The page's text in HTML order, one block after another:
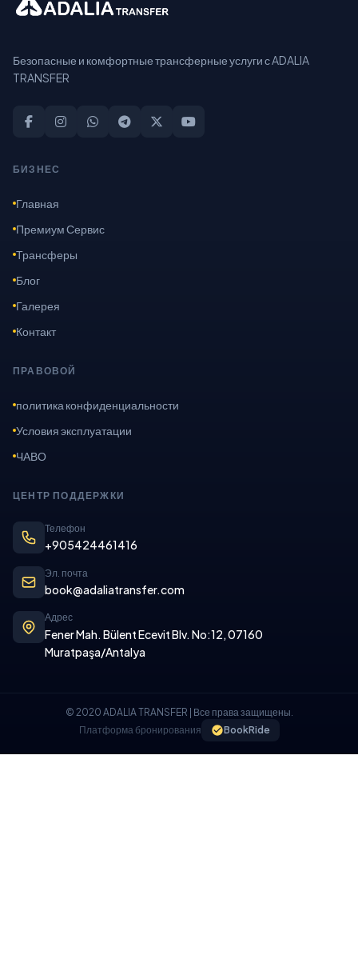
Безопасные и комфортные трансферные услуги с ADALIA
TRANSFER
БИЗНЕС
Главная
Премиум Сервис
Трансферы
Блог
Галерея
Контакт
ПРАВОВОЙ
политика конфиденциальности
Условия эксплуатации
ЧАВО
ЦЕНТР ПОДДЕРЖКИ
Телефон
+905424461416
Эл. почта
book@adaliatransfer.com
Адрес
Fener Mah. Bülent Ecevit Blv. No:12, 07160
Muratpaşa/Antalya
© 2020 ADALIA TRANSFER | Все права защищены.
Платформа бронирования
BookRide